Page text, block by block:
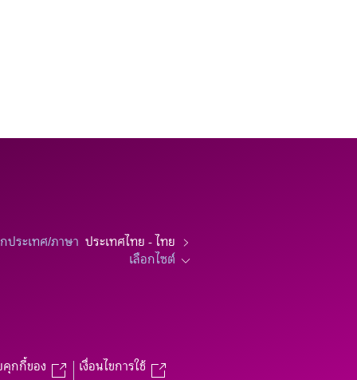
ประเทศ/ภาษา ประเทศไทย - ไทย
เลือกไซต์
คุกกี้ของ
เงื่อนไขการใช้